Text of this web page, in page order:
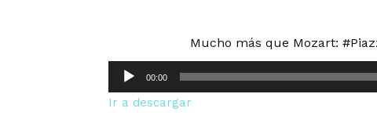
Mucho más que Mozart:
Reproductor
de
audio
00:00
Ir a descargar